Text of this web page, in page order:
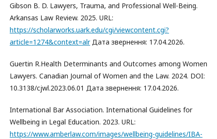
Gibson B. D. Lawyers, Trauma, and Professional Well-Being.
Arkansas Law Review. 2025. URL:
https://scholarworks.uark.edu/cgi/viewcontent.cgi?
article=1274&context=alrДата звернення: 17.04.2026.
Guertin R.Health Determinants and Outcomes among Women
Lawyers. Canadian Journal of Women and the Law. 2024. DOI:
10.3138/cjwl.2023.06.01 Дата звернення: 17.04.2026.
International Bar Association. International Guidelines for
Wellbeing in Legal Education. 2023. URL:
https://www.amberlaw.com/images/wellbeing-guidelines/IBA-